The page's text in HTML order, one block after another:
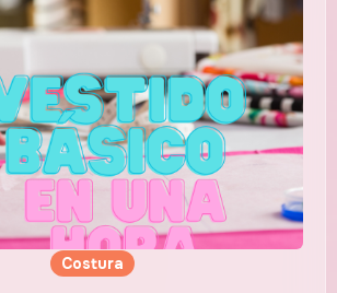
Costura